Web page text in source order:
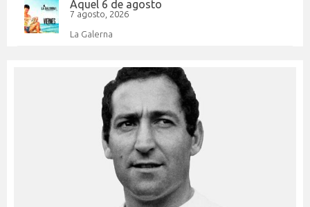
Aquel 6 de agosto
7 agosto, 2026
La Galerna